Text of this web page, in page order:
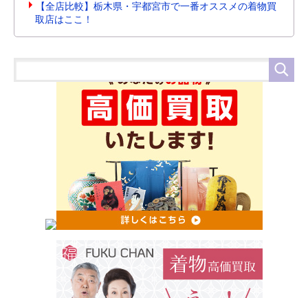
【全店比較】栃木県・宇都宮市で一番オススメの着物買
取店はここ！